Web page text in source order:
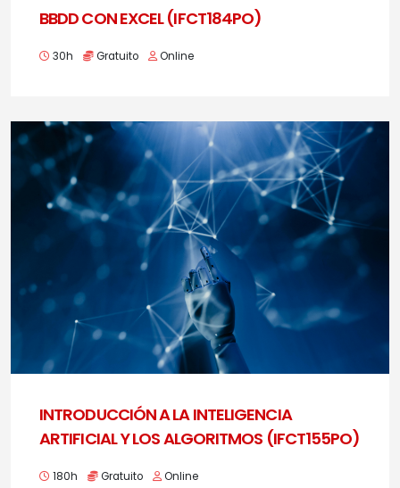
BBDD CON EXCEL (IFCT184PO)
30h Gratuito Online
INTRODUCCIÓN A LA INTELIGENCIA
ARTIFICIAL Y LOS ALGORITMOS (IFCT155PO)
180h Gratuito Online